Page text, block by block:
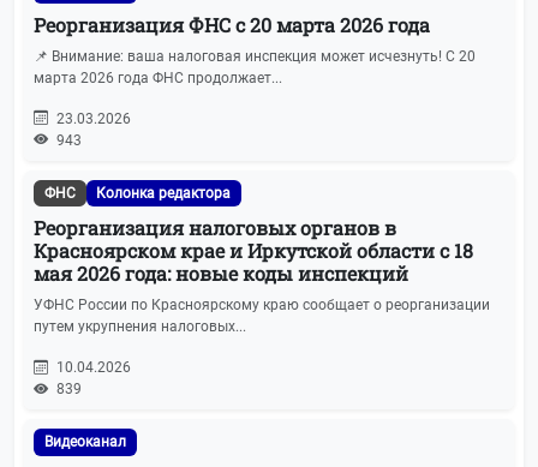
Реорганизация ФНС с 20 марта 2026 года
📌 Внимание: ваша налоговая инспекция может исчезнуть! С 20
марта 2026 года ФНС продолжает...
23.03.2026
943
ФНС Колонка редактора
Реорганизация налоговых органов в
Красноярском крае и Иркутской области с 18
мая 2026 года: новые коды инспекций
УФНС России по Красноярскому краю сообщает о реорганизации
путем укрупнения налоговых...
10.04.2026
839
Видеоканал